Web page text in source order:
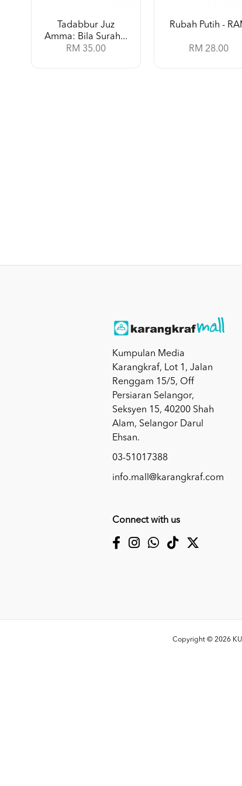
Tadabbur Juz
Amma: Bila Surah...
RM 35.00
Rubah Putih -
RM 28.00
Kumpulan Media
Karangkraf, Lot 1, Jalan
Renggam 15/5, Off
Persiaran Selangor,
Seksyen 15, 40200 Shah
Alam, Selangor Darul
Ehsan.
03-51017388
info.mall@karangkraf.com
Connect with us
Copyright © 2026